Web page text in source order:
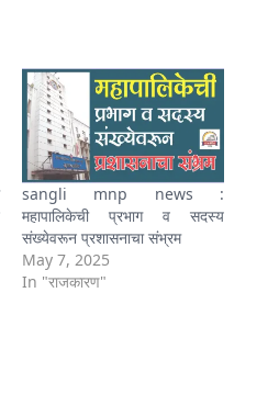
sangli mnp news :
महापालिकेची प्रभाग व सदस्य
संख्येवरून प्रशासनाचा संभ्रम
May 7, 2025
In "राजकारण"